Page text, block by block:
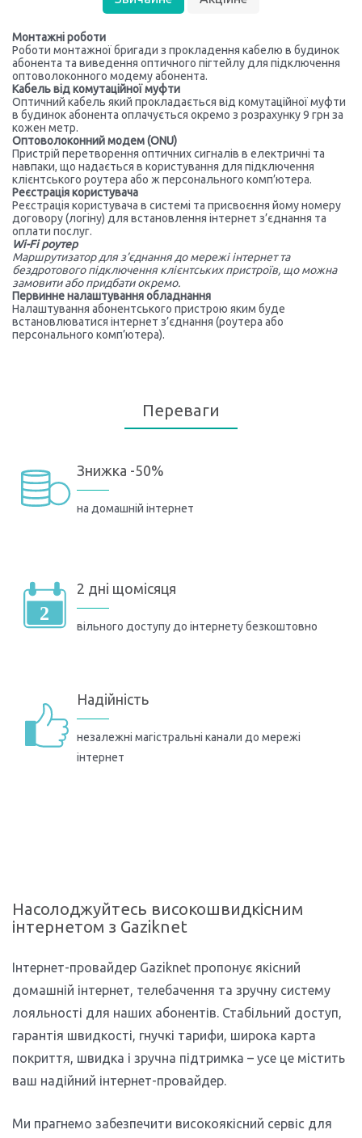
Монтажні роботи
Роботи монтажної бригади з прокладення кабелю в будинок
абонента та виведення оптичного пігтейлу для підключення
оптоволоконного модему абонента.
Кабель від комутаційної муфти
Оптичний кабель який прокладається від комутаційної муфти
в будинок абонента оплачується окремо з розрахунку 9 грн за
кожен метр.
Оптоволоконний модем (ONU)
Пристрій перетворення оптичних сигналів в електричні та
навпаки, що надається в користування для підключення
клієнтського роутера або ж персонального комп’ютера.
Реєстрація користувача
Реєстрація користувача в системі та присвоєння йому номеру
договору (логіну) для встановлення інтернет з’єднання та
оплати послуг.
Wi-Fi роутер
Маршрутизатор для з’єднання до мережі інтернет та
бездротового підключення клієнтських пристроїв, що можна
замовити або придбати окремо.
Первинне налаштування обладнання
Налаштування абонентського пристрою яким буде
встановлюватися інтернет з’єднання (роутера або
персонального комп’ютера).
Переваги
Знижка -50%
на домашній інтернет
2 дні щомісяця
вільного доступу до інтернету безкоштовно
Надійність
незалежні магістральні канали до мережі
інтернет
Насолоджуйтесь високошвидкісним
інтернетом з Gaziknet
Інтернет-провайдер Gaziknet пропонує якісний
домашній інтернет, телебачення та зручну систему
лояльності для наших абонентів. Стабільний доступ,
гарантія швидкості, гнучкі тарифи, широка карта
покриття, швидка і зручна підтримка – усе це містить
ваш надійний інтернет-провайдер.
Ми прагнемо забезпечити високоякісний сервіс для